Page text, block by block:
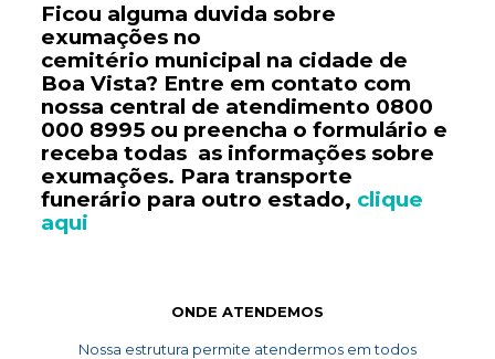
Ficou alguma duvida sobre
exumações no
cemitério municipal na cidade de
Boa Vista? Entre em contato com
nossa central de atendimento 0800
000 8995ou preencha o formulário e
receba todas as informações sobre
exumações. Para transporte
funerário para outro estado, clique
aqui
ONDE ATENDEMOS
Nossa estrutura permite atendermos em todos